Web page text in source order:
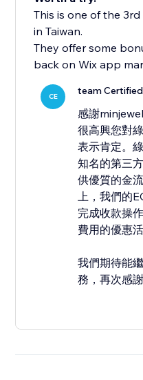
This is one of the
in Taiwan.
They offer some
back on Wix app
CE team
感謝
很高興您對
表示肯定。
知名的第三
供優質的金
上，我們的
完成收款操
費用的優惠活
我們期待能
務，再次感